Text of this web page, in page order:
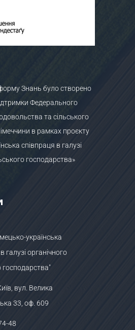
Знань було створено
Федерального
та сільського
в рамках проєкту
співпраця в галузі
господарства»
українська
галузі органічного
господарства"
вул. Велика
33, оф. 609
48